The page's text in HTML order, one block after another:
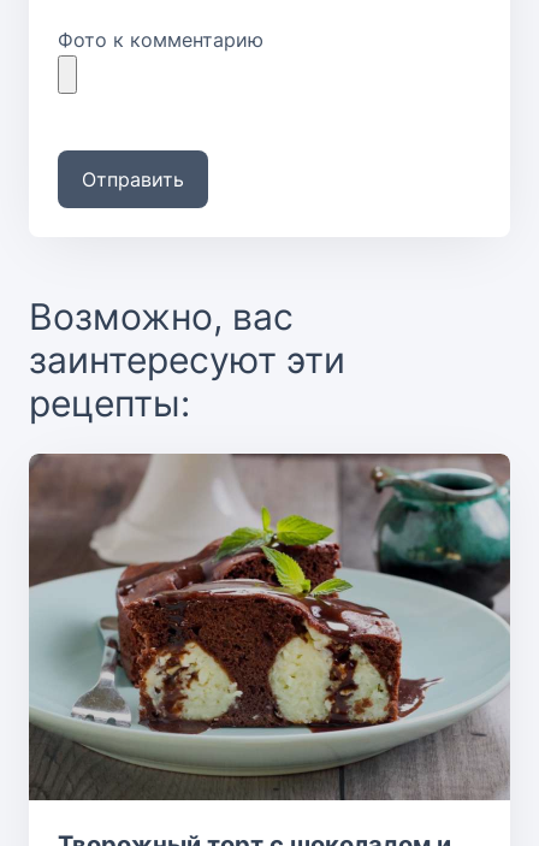
Фото к комментарию
Отправить
Возможно, вас
заинтересуют эти
рецепты: